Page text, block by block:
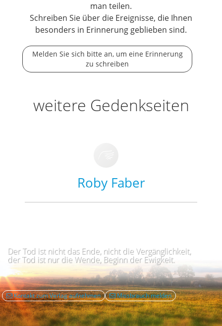
man teilen.
Schreiben Sie über die Ereignisse, die Ihnen
besonders in Erinnerung geblieben sind.
Melden Sie sich bitte an, um eine Erinnerung
zu schreiben
weitere Gedenkseiten
Roby Faber
Der Tod ist nicht das Ende, nicht die Vergänglichkeit,
der Tod ist nur die Wende, Beginn der Ewigkeit.
Kontakt zum Verlag aufnehmen Missbrauch melden